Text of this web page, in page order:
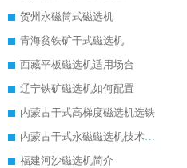
贺州永磁筒式磁选机
青海贫铁矿干式磁选机
西藏平板磁选机适用场合
辽宁铁矿磁选机如何配置
内蒙古干式高梯度磁选机选铁
内蒙古干式永磁磁选机技术要求
福建河沙磁选机简介